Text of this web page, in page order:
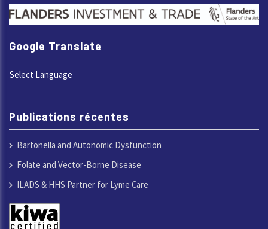
Google Translate
Select Language
Publications récentes
Bartonella and Autonomic Dysfunction
Folate and Vector-Borne Disease
ILADS & HHS Partner for Lyme Care